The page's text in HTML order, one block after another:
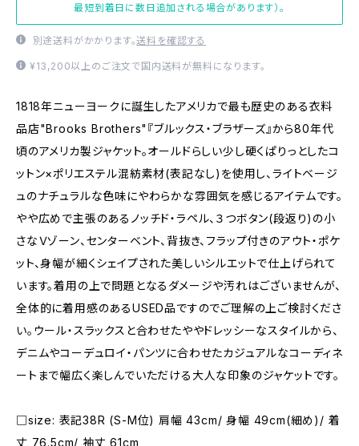
最短到着日に数日追加される場合があります）。
別途送料がかかります。送料を確認する
¥13,200以上のご注文で国内送料が無料になります。
1818年ニューヨークに誕生したアメリカで最も歴史のある衣料
品店"Brooks Brothers"『ブルックス・ブラザーズ』から80年代
頃のアメリカ製ジャケット。オールドらしい少し硬くぱりっとしたコ
ットン×ポリエステル混紡素材(表記なし)を使用し、ライトベージ
ュのナチュラルな色味にやわらかな雰囲気を感じるアイテムです。
やや広めで主張のあるノッチド・ラペル、３つボタン(段返り)の小
さなＶゾーン、センターベント、背抜き、フラップ付きのアウト・ポケ
ット、身幅が細くシェイプされた美しいシルエットで仕上げられて
います。着用の上で問題となるダメージや汚れはございませんが、
全体的に着用感のあるUSED品ですのでご理解の上ご検討くださ
い。ウール・スラックスと合わせたややドレッシーなスタイルから、
デニムやコーデュロイ・パンツに合わせたカジュアルなコーディネ
ートまで幅広く楽しんでいただける大人な印象のジャケットです。
□size: 表記38R (S-M位) 肩幅 43cm/ 身幅 49cm(細め)/ 着
丈 76.5cm/ 袖丈 61cm